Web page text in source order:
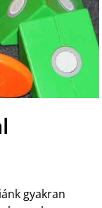
gyakran